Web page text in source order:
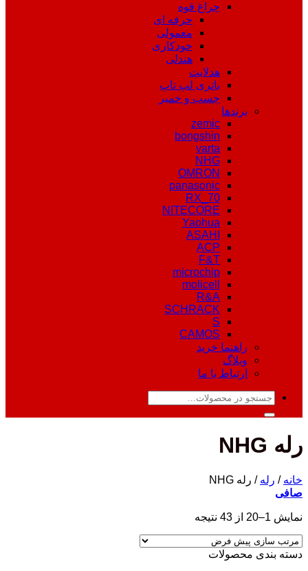
چراغ قوه
حرفه ای
معمولی
خودکاری
هندلی
هدلایت
باتری لپ تاپ
چسب و خمیر
برندها
zemic
bongshin
varta
NHG
OMRON
panasonic
RX_70
NITECORE
Yaohua
ASAHI
ACP
F&T
microchip
molicell
R&A
SCHRACK
S
CAMOS
راهنما خرید
وبلاگ
ارتباط با ما
جستجو
رله NHG
خانه / رله / رله NHG
صافی
نمایش 1–20 از 43 نتیجه
دسته‌ بندی محصولات